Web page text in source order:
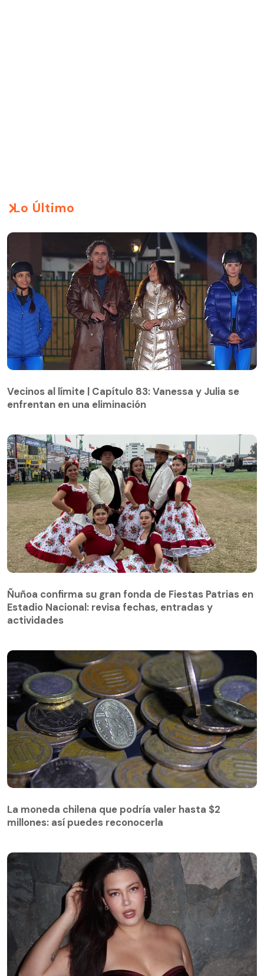
Lo Último
enfrentan en una eliminación
Vecinos al límite | Capítulo 83: Vanessa y Julia se
enfrentan en una eliminación
Ñuñoa confirma su gran fonda de Fiestas Patrias en
Estadio Nacional: revisa fechas, entradas y
actividades
La moneda chilena que podría valer hasta $2
millones: así puedes reconocerla